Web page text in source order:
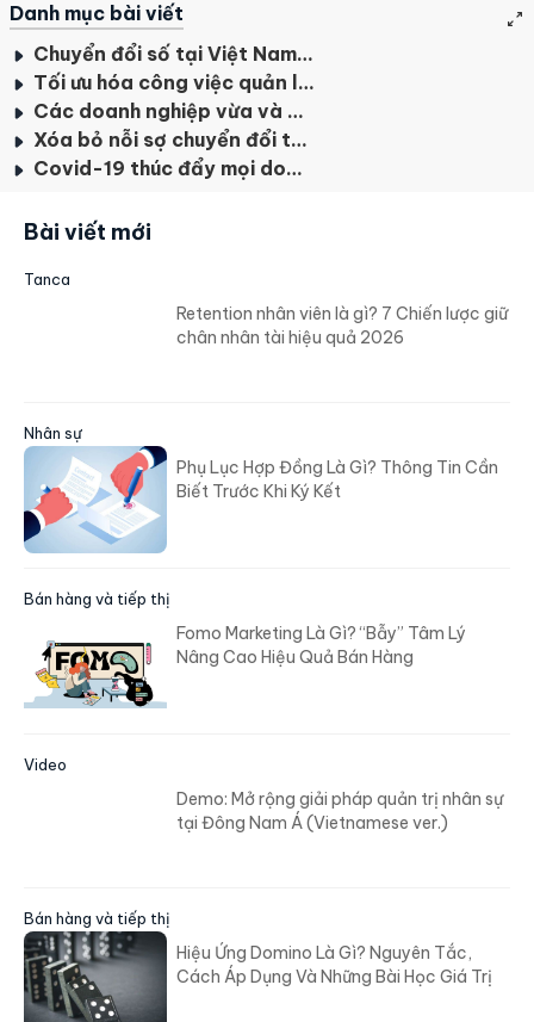
Danh mục bài viết
Chuyển đổi số tại Việt Nam đã tiến xa như thế nào?
Tối ưu hóa công việc quản lý nhân sự nhờ chuyển đổi số
Các doanh nghiệp vừa và nhỏ: Người đã nhập cuộc, kẻ vẫn loay hoay
Xóa bỏ nỗi sợ chuyển đổi từ cấp lãnh đạo đến nhân viên
Covid-19 thúc đẩy mọi doanh nghiệp chuyển đổi số trong quản lý nhân sự
Bài viết mới
Tanca
Retention nhân viên là gì? 7 Chiến lược giữ
chân nhân tài hiệu quả 2026
Nhân sự
Phụ Lục Hợp Đồng Là Gì? Thông Tin Cần
Biết Trước Khi Ký Kết
Bán hàng và tiếp thị
Fomo Marketing Là Gì? “Bẫy” Tâm Lý
Nâng Cao Hiệu Quả Bán Hàng
Video
Demo: Mở rộng giải pháp quản trị nhân sự
tại Đông Nam Á (Vietnamese ver.)
Bán hàng và tiếp thị
Hiệu Ứng Domino Là Gì? Nguyên Tắc,
Cách Áp Dụng Và Những Bài Học Giá Trị